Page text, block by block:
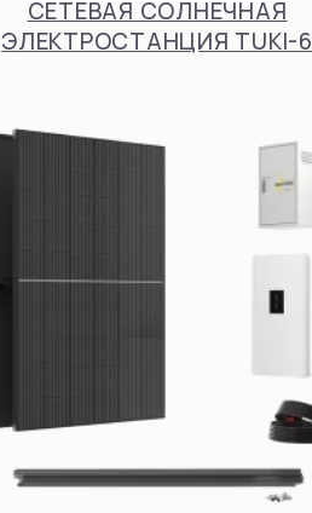
СЕТЕВАЯ СОЛНЕЧНАЯ
ЭЛЕКТРОСТАНЦИЯ TUKI-6